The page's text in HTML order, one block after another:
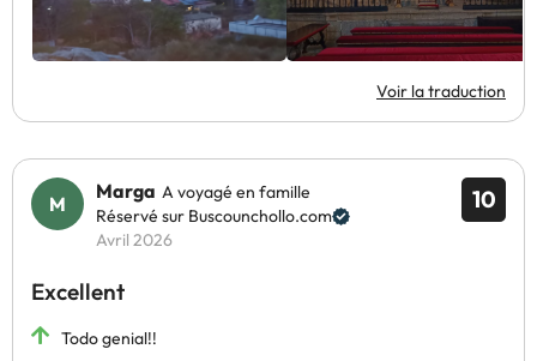
Voir la traduction
10
Marga A voyagé en famille
Réservé sur Buscounchollo.com
Avril 2026
Excellent
Todo genial!!